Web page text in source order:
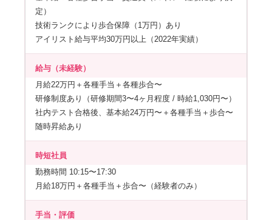
定）
技術ランクにより歩合保障（1万円）あり
アイリスト給与平均30万円以上（2022年実績）
給与（未経験）
月給22万円＋各種手当＋各種歩合〜
研修制度あり（研修期間3〜4ヶ月程度 / 時給1,030円〜）
社内テスト合格後、基本給24万円〜＋各種手当＋歩合〜
随時昇給あり
時短社員
勤務時間 10:15〜17:30
月給18万円＋各種手当＋歩合〜（経験者のみ）
手当・評価